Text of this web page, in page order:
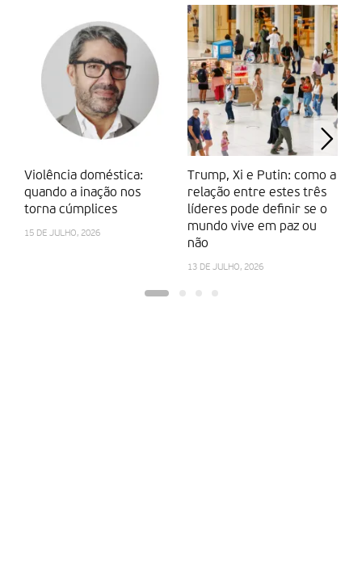
Violência doméstica:
quando a inação nos
torna cúmplices
15 DE JULHO, 2026
Trump, Xi e Putin: como a
relação entre estes três
líderes pode definir se o
mundo vive em paz ou
não
13 DE JULHO, 2026